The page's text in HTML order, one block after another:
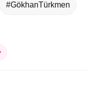
#GökhanTürkmen